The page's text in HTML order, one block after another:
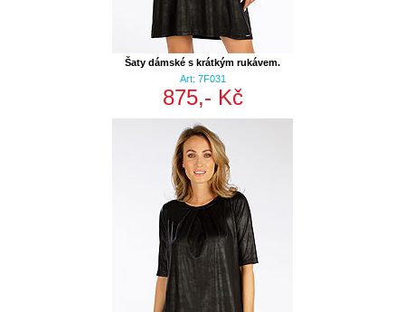
Šaty dámské s krátkým rukávem.
Art: 7F031
875,- Kč